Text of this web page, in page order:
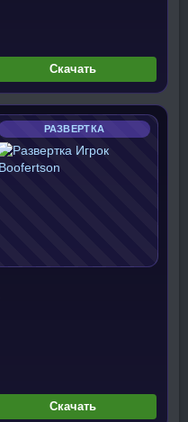
Скачать
РАЗВЕРТКА
Скачать